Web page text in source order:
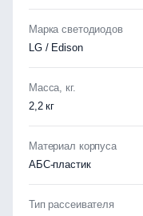
Марка светодиодов
LG / Edison
Масса, кг.
2,2 кг
Материал корпуса
АБС-пластик
Тип рассеивателя